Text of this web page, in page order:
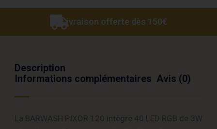
Livraison offerte dès 150€
Description
Informations complémentaires Avis (0)